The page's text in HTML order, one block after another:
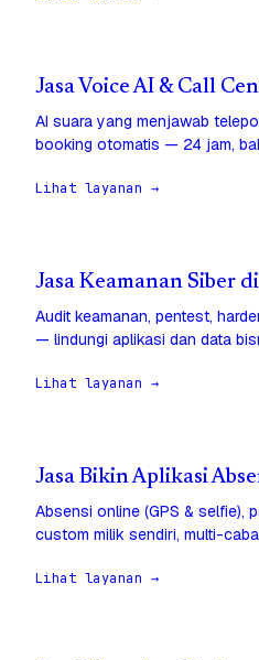
Jasa Voice AI & Call
AI suara yang menjawab
booking otomatis — 24 jam,
Lihat layanan →
Jasa Keamanan Siber
Audit keamanan, pentest,
— lindungi aplikasi dan data
Lihat layanan →
Jasa Bikin Aplikasi
Absensi online (GPS & selfie),
custom milik sendiri, multi-
Lihat layanan →